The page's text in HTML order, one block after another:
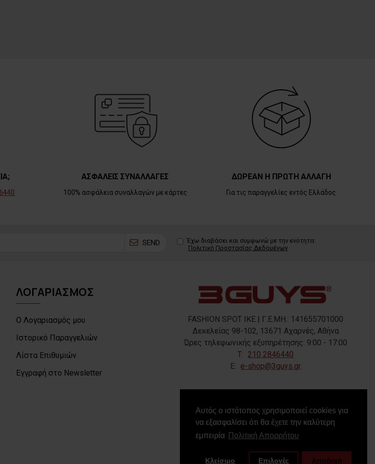
Αυτός ο ιστότοπος χρησιμοποιεί cookies για
να εξασφαλίσει ότι θα έχετε την καλύτερη
εμπειρία Πολιτική Απορρήτου
Κλείσιμο Επιλογές Αποδοχή
ΑΣΦΑΛΕΙΣ ΣΥΝΑΛΛΑΓΕΣ
100% ασφάλεια συναλλαγών με κάρτες
ΔΩΡΕΑΝ Η ΠΡΩΤΗ ΑΛΛΑΓΗ
Για τις παραγγελίες εντός Ελλάδος
SEND
Έχω διαβάσει και συμφωνώ με την ενότητα:
Πολιτική Προστασίας Δεδομένων
ΛΟΓΑΡΙΑΣΜΟΣ
Ο Λογαριασμός μου
Ιστορικό Παραγγελιών
Λίστα Επιθυμιών
Εγγραφή στο Newsletter
FASHION SPOT IKE | Γ.Ε.ΜΗ.: 141655701000
Δεκελείας 98-102, 13671 Αχαρνές, Αθήνα
Ώρες τηλεφωνικής εξυπηρέτησης: 9:00 - 17:00
T: 210 2846440
E: e-shop@3guys.gr